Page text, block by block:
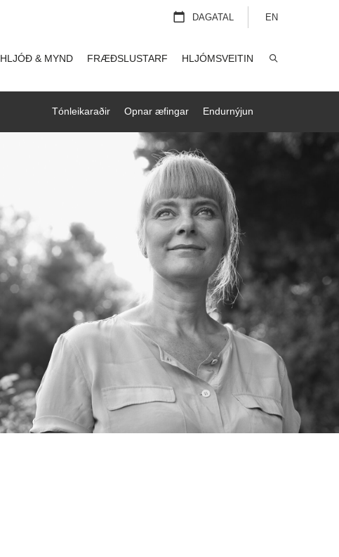
Tónleikaraðir Opnar æfingar Endurnýjun
HLJÓÐ & MYND FRÆÐSLUSTARF HLJÓMSVEITIN
EN
DAGATAL